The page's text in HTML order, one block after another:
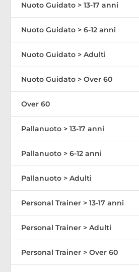
Nuoto Guidato > 13-17 anni
Nuoto Guidato > 6-12 anni
Nuoto Guidato > Adulti
Nuoto Guidato > Over 60
Over 60
Pallanuoto > 13-17 anni
Pallanuoto > 6-12 anni
Pallanuoto > Adulti
Personal Trainer > 13-17 anni
Personal Trainer > Adulti
Personal Trainer > Over 60